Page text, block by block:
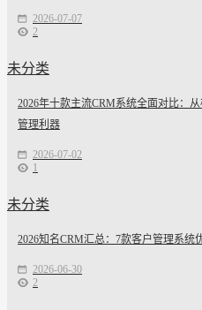
2026-07-07
2
未分类
2026年十款主流CRM系统全面对比：
管理利器
2026-07-02
1
未分类
2026知名CRM汇总：7款客户管理系统
2026-06-30
2